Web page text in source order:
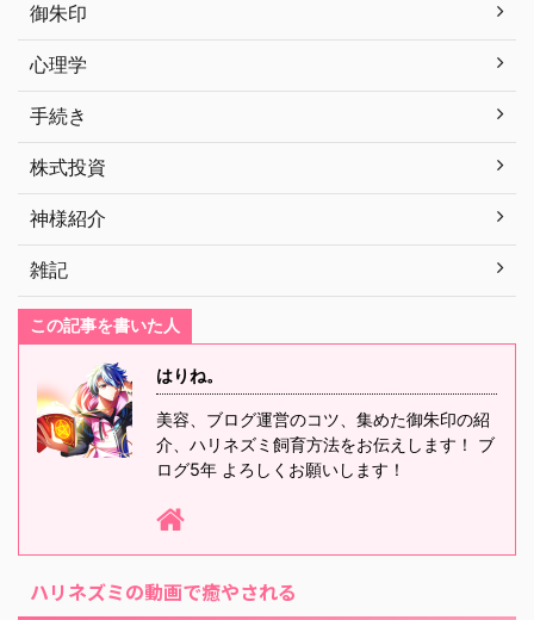
御朱印
心理学
手続き
株式投資
神様紹介
雑記
この記事を書いた人
はりね。
美容、ブログ運営のコツ、集めた御朱印の紹
介、ハリネズミ飼育方法をお伝えします！ ブ
ログ5年 よろしくお願いします！
ハリネズミの動画で癒やされる